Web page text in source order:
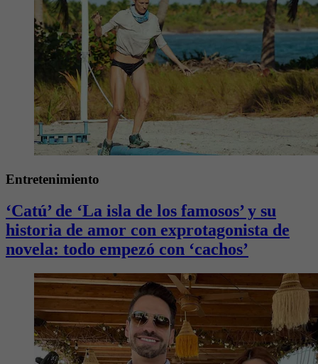
Entretenimiento
‘Catú’ de ‘La isla de los famosos’ y su
historia de amor con exprotagonista de
novela: todo empezó con ‘cachos’